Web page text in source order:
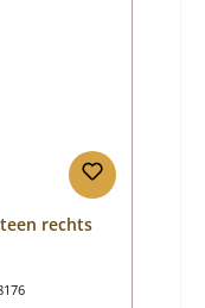
rechts